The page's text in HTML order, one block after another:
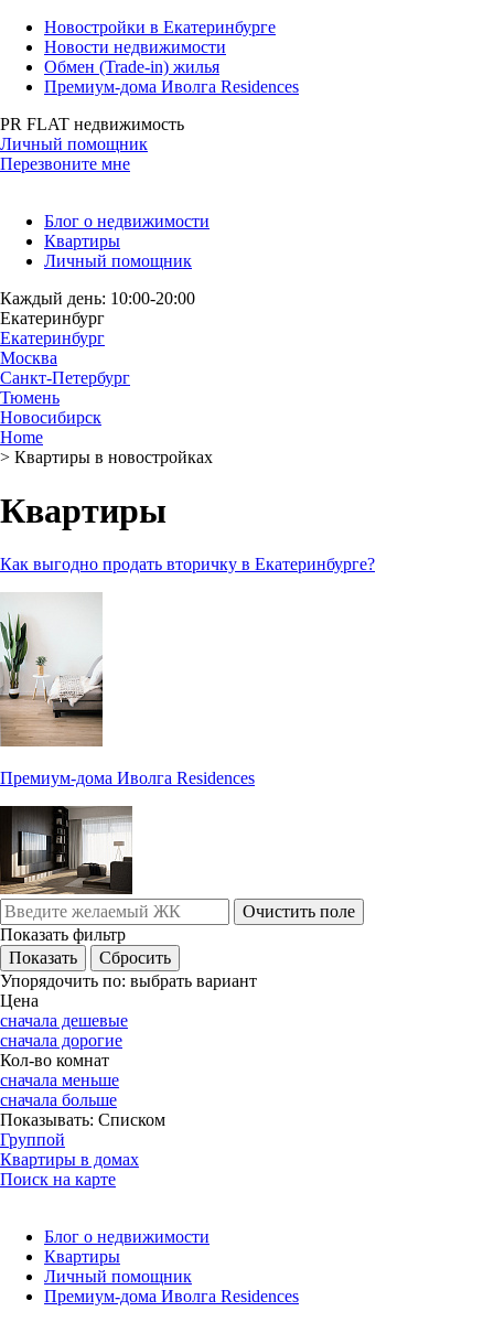
Новостройки в Екатеринбурге
Новости недвижимости
Обмен (Trade-in) жилья
Премиум-дома Иволга Residences
PR FLAT недвижимость
Личный помощник
Перезвоните мне
Блог о недвижимости
Квартиры
Личный помощник
Каждый день: 10:00-20:00
Екатеринбург
Екатеринбург
Москва
Санкт-Петербург
Тюмень
Новосибирск
Home
> Квартиры в новостройках
Квартиры
Как выгодно продать вторичку в Екатеринбурге?
Премиум-дома Иволга Residences
Очистить поле
Показать фильтр
Упорядочить по: выбрать вариант
Цена
сначала дешевые
сначала дорогие
Кол-во комнат
сначала меньше
сначала больше
Показывать: Списком
Группой
Квартиры в домах
Поиск на карте
Блог о недвижимости
Квартиры
Личный помощник
Премиум-дома Иволга Residences